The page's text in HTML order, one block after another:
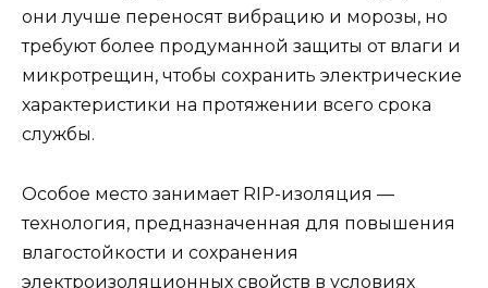
они лучше переносят вибрацию и морозы, но
требуют более продуманной защиты от влаги и
микротрещин, чтобы сохранить электрические
характеристики на протяжении всего срока
службы.
Особое место занимает RIP-изоляция —
технология, предназначенная для повышения
влагостойкости и сохранения
электроизоляционных свойств в условиях